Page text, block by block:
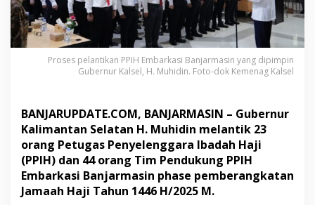
P
P
I
H
E
m
r
k
a
s
i
B
a
n
Proses pelantikan PPIH Embarkasi Banjarmasin yang dipimpin
Gubernur Kalsel, H. Muhidin. Foto-dok Kemenag Kalsel
BANJARUPDATE.COM, BANJARMASIN – Gubernur
Kalimantan Selatan H. Muhidin melantik 23
orang Petugas Penyelenggara Ibadah Haji
(PPIH) dan 44 orang Tim Pendukung PPIH
Embarkasi Banjarmasin phase pemberangkatan
Jamaah Haji Tahun 1446 H/2025 M.